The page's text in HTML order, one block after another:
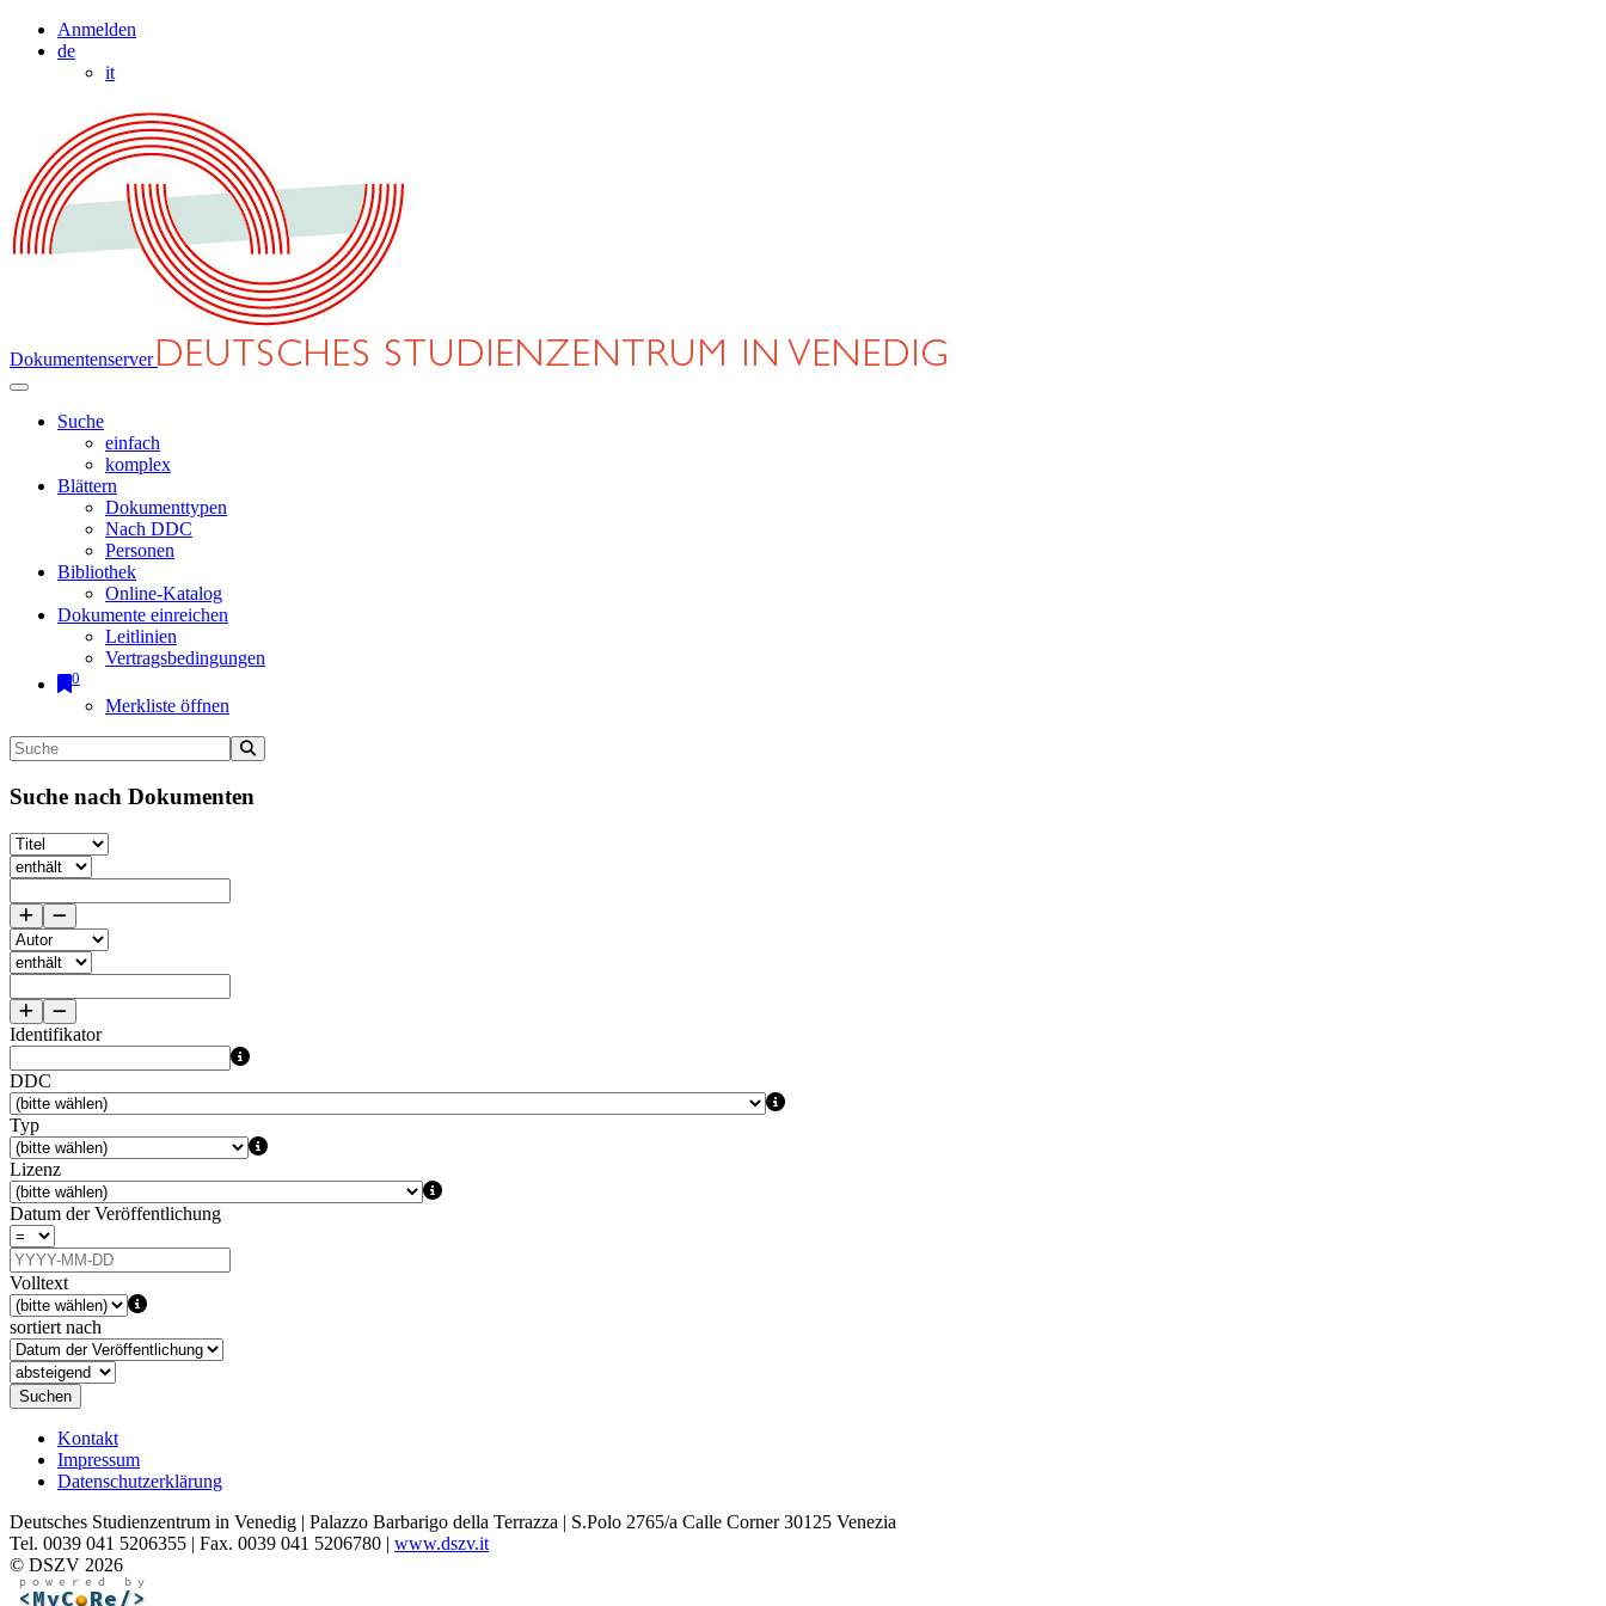
Anmelden
de
it
Dokumentenserver
Suche
einfach
komplex
Blättern
Dokumenttypen
Nach DDC
Personen
Bibliothek
Online-Katalog
Dokumente einreichen
Leitlinien
Vertragsbedingungen
0
Merkliste öffnen
Suche nach Dokumenten
Identifikator
DDC
Typ
Lizenz
Datum der Veröffentlichung
Volltext
sortiert nach
Suchen
Kontakt
Impressum
Datenschutzerklärung
Deutsches Studienzentrum in Venedig | Palazzo Barbarigo della Terrazza | S.Polo 2765/a Calle Corner 30125 Venezia
Tel. 0039 041 5206355 | Fax. 0039 041 5206780 | www.dszv.it
© DSZV 2026